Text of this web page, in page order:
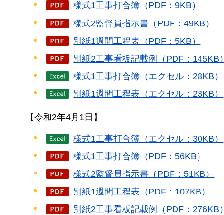
様式1工事打合簿（PDF：9KB）
様式2監督員指示書（PDF：49KB）
別紙1週間工程表（PDF：5KB）
別紙2工事看板記載例（PDF：145KB）
様式1工事打合簿（エクセル：28KB）
別紙1週間工程表（エクセル：23KB）
【令和2年4月1日】
様式1工事打合簿（エクセル：30KB）
様式1工事打合簿（PDF：56KB）
様式2監督員指示書（PDF：51KB）
別紙1週間工程表（PDF：107KB）
別紙2工事看板記載例（PDF：276KB）